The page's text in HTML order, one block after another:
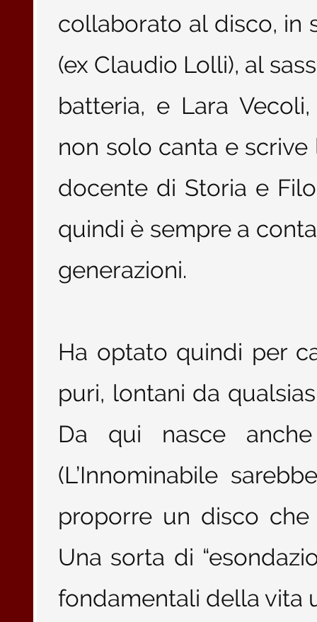
collaborato al disco, in
(ex Claudio Lolli), al
batteria, e Lara
non solo canta e
docente di Storia e
quindi è sempre a
generazioni.
Ha optato quindi per
puri, lontani da
Da qui nasce
(L’Innominabile
proporre un disco
Una sorta di
fondamentali della vita